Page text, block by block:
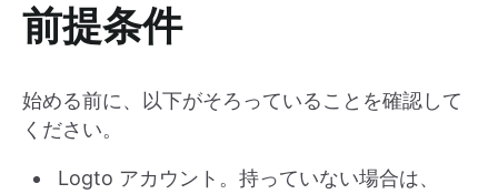
前提条件
始める前に、以下がそろっていることを確認して
ください。
Logto アカウント。持っていない場合は、